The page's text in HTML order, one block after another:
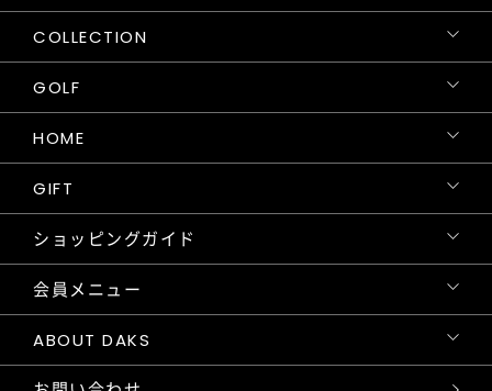
COLLECTION
GOLF
HOME
GIFT
ショッピングガイド
会員メニュー
ABOUT DAKS